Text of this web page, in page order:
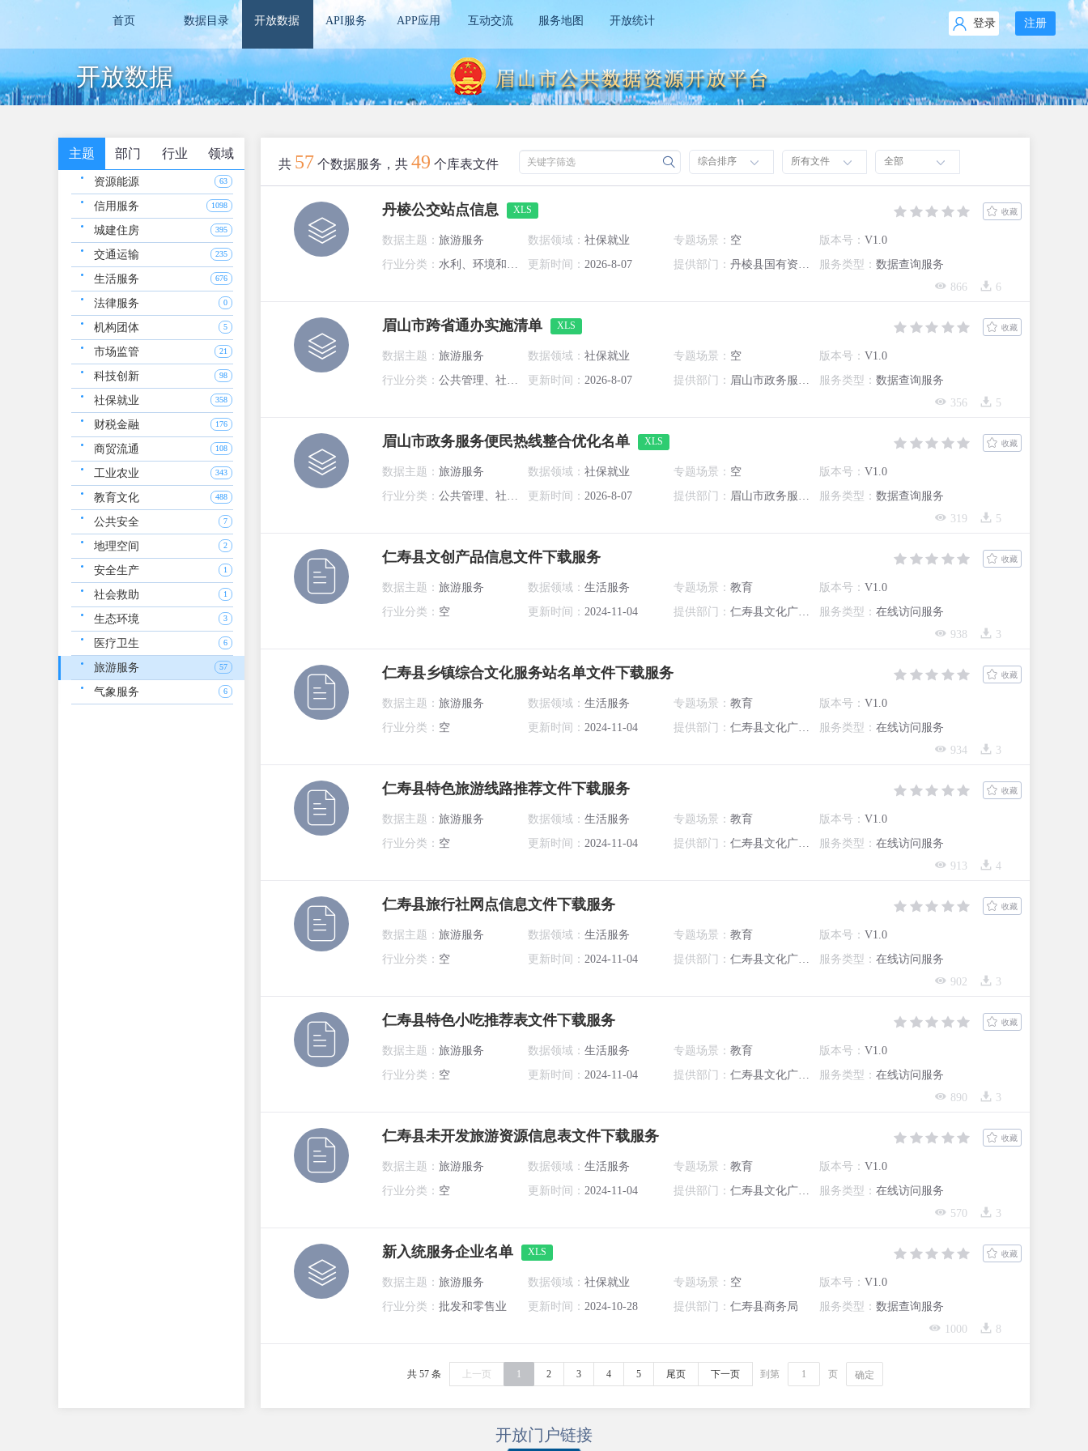
首页 数据目录 开放数据 API服务 APP应用 互动交流 服务地图 开放统计 注册
登录
开放数据
主题 部门 行业 领域
资源能源 63
信用服务 1098
城建住房 395
交通运输 235
生活服务 676
法律服务 0
机构团体 5
市场监管 21
科技创新 98
社保就业 358
财税金融 176
商贸流通 108
工业农业 343
教育文化 488
公共安全 7
地理空间 2
安全生产 1
社会救助 1
生态环境 3
医疗卫生 6
旅游服务 57
气象服务 6
共 57 个数据服务，共 49 个库表文件 关键字筛选 综合排序 所有文件 全部
丹棱公交站点信息 XLS 收藏
数据主题： 旅游服务 数据领域： 社保就业 专题场景： 空 版本号： V1.0
行业分类： 水利、环境和公共设施管理业 更新时间： 2026-8-07 提供部门： 丹棱县国有资产监督管理局 服务类型： 数据查询服务
6
866
眉山市跨省通办实施清单 XLS 收藏
数据主题： 旅游服务 数据领域： 社保就业 专题场景： 空 版本号： V1.0
行业分类： 公共管理、社会保障和社会组织 更新时间： 2026-8-07 提供部门： 眉山市政务服务管理局 服务类型： 数据查询服务
5
356
眉山市政务服务便民热线整合优化名单 XLS 收藏
数据主题： 旅游服务 数据领域： 社保就业 专题场景： 空 版本号： V1.0
行业分类： 公共管理、社会保障和社会组织 更新时间： 2026-8-07 提供部门： 眉山市政务服务管理局 服务类型： 数据查询服务
5
319
仁寿县文创产品信息文件下载服务 收藏
数据主题： 旅游服务 数据领域： 生活服务 专题场景： 教育 版本号： V1.0
行业分类： 空 更新时间： 2024-11-04 提供部门： 仁寿县文化广播电视和旅游局 服务类型： 在线访问服务
3
938
仁寿县乡镇综合文化服务站名单文件下载服务 收藏
数据主题： 旅游服务 数据领域： 生活服务 专题场景： 教育 版本号： V1.0
行业分类： 空 更新时间： 2024-11-04 提供部门： 仁寿县文化广播电视和旅游局 服务类型： 在线访问服务
3
934
仁寿县特色旅游线路推荐文件下载服务 收藏
数据主题： 旅游服务 数据领域： 生活服务 专题场景： 教育 版本号： V1.0
行业分类： 空 更新时间： 2024-11-04 提供部门： 仁寿县文化广播电视和旅游局 服务类型： 在线访问服务
4
913
仁寿县旅行社网点信息文件下载服务 收藏
数据主题： 旅游服务 数据领域： 生活服务 专题场景： 教育 版本号： V1.0
行业分类： 空 更新时间： 2024-11-04 提供部门： 仁寿县文化广播电视和旅游局 服务类型： 在线访问服务
3
902
仁寿县特色小吃推荐表文件下载服务 收藏
数据主题： 旅游服务 数据领域： 生活服务 专题场景： 教育 版本号： V1.0
行业分类： 空 更新时间： 2024-11-04 提供部门： 仁寿县文化广播电视和旅游局 服务类型： 在线访问服务
3
890
仁寿县未开发旅游资源信息表文件下载服务 收藏
数据主题： 旅游服务 数据领域： 生活服务 专题场景： 教育 版本号： V1.0
行业分类： 空 更新时间： 2024-11-04 提供部门： 仁寿县文化广播电视和旅游局 服务类型： 在线访问服务
3
570
新入统服务企业名单 XLS 收藏
数据主题： 旅游服务 数据领域： 社保就业 专题场景： 空 版本号： V1.0
行业分类： 批发和零售业 更新时间： 2024-10-28 提供部门： 仁寿县商务局 服务类型： 数据查询服务
8
1000
共 57 条 上一页 1 2 3 4 5 尾页 下一页 到第 页 确定
开放门户链接